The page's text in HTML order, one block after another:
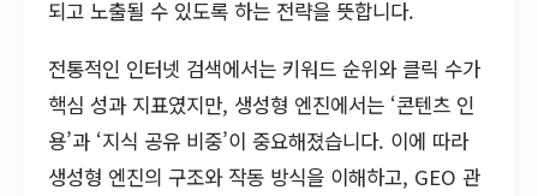
되고 노출될 수 있도록 하는 전략을 뜻합니다.
전통적인 인터넷 검색에서는 키워드 순위와 클릭 수가
핵심 성과 지표였지만, 생성형 엔진에서는 ‘콘텐츠 인
용’과 ‘지식 공유 비중’이 중요해졌습니다. 이에 따라
생성형 엔진의 구조와 작동 방식을 이해하고, GEO 관